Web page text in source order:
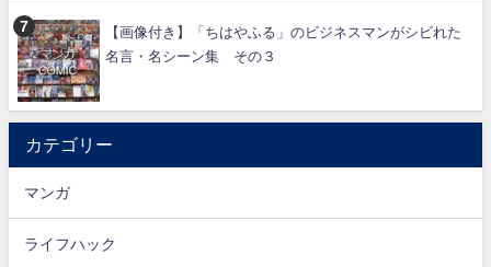
【画像付き】「ちはやふる」のビジネスマンがシビれた
名言・名シーン集 その３
カテゴリー
マンガ
ライフハック